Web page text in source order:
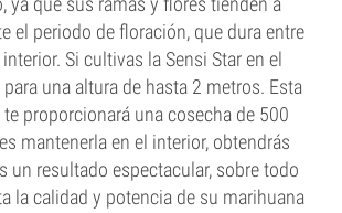
el periodo de floración, que dura entre
Si cultivas la Sensi Star en el
una altura de hasta 2 metros. Esta
proporcionará una cosecha de 500
mantenerla en el interior, obtendrás
un resultado espectacular, sobre todo
la calidad y potencia de su marihuana